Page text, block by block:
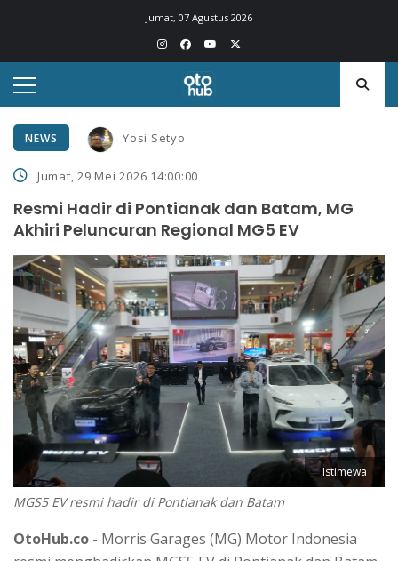
Jumat, 07 Agustus 2026
NEWS Yosi Setyo
Jumat, 29 Mei 2026 14:00:00
Resmi Hadir di Pontianak dan Batam, MG
Akhiri Peluncuran Regional MG5 EV
Istimewa
MGS5 EV resmi hadir di Pontianak dan Batam
OtoHub.co - Morris Garages (MG) Motor Indonesia